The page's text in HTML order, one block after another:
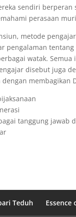
sendiri
perasaan
metode
pengalaman
watak.
disebut juga
membagikan
tanggung jawab
Teduh Essence